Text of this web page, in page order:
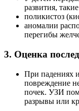
развития,
поликистоз
аномалии
перегибы
3. Оценка
При падениях
повреждение
почек. УЗИ
разрывы или